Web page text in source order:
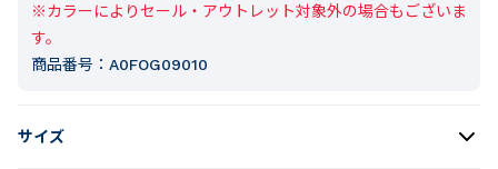
※カラーによりセール・アウトレット対象外の場合もございま
す。
商品番号： A0FOG09010
サイズ